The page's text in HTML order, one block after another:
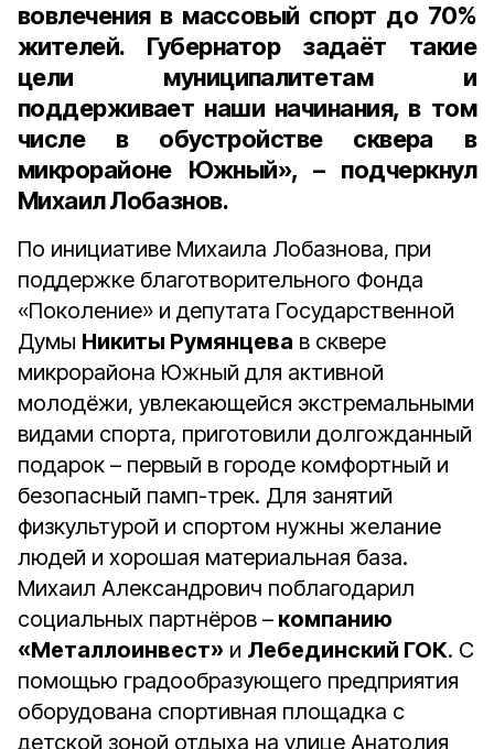
вовлечения в массовый спорт до 70%
жителей. Губернатор задаёт такие
цели муниципалитетам и
поддерживает наши начинания, в том
числе в обустройстве сквера в
микрорайоне Южный», – подчеркнул
Михаил Лобазнов.
По инициативе Михаила Лобазнова, при
поддержке благотворительного Фонда
«Поколение» и депутата Государственной
Думы Никиты Румянцева в сквере
микрорайона Южный для активной
молодёжи, увлекающейся экстремальными
видами спорта, приготовили долгожданный
подарок – первый в городе комфортный и
безопасный памп-трек. Для занятий
физкультурой и спортом нужны желание
людей и хорошая материальная база.
Михаил Александрович поблагодарил
социальных партнёров – компанию
«Металлоинвест» и Лебединский ГОК. С
помощью градообразующего предприятия
оборудована спортивная площадка с
детской зоной отдыха на улице Анатолия